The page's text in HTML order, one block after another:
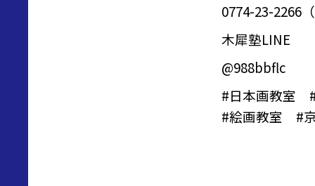
0774-23-2266
木犀塾LINE
@988bbflc
#日本画教室
#絵画教室 #